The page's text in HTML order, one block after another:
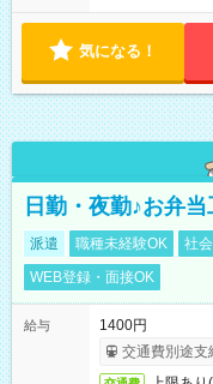
ます。 ※曜日固
気になる！
日勤・夜勤♪お弁
派遣 職種未経験OK 社
WEB登録・面接OK
給与
1400円
交通費別途支